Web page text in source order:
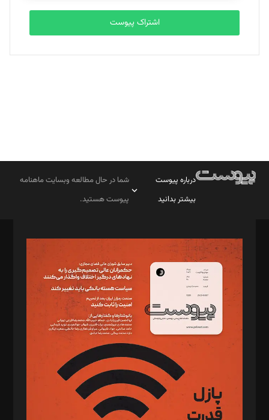
بابک نقاش
تحریریه
اشتراک پیوست
درباره پیوست
بیشتر بدانید
شما در حال مطالعه وبسایت ماهنامه
پیوست هستید.
مدیر مسئول: محمدباقر اثنی‌عشری
سردبیر: مهرک محمودی
دبیر تحریریه: میثم قاسمی
د‌بیر ناداستان: سمانه سمیع
د‌بیر خدمت و تجارت: ابوالفضل رجبی
د‌بیر حقوق فناوری: حسام‌الدین ایپکچی
د‌بیر پیوست جهان: مینا پاکدل
د‌بیر تحریریه آنلاین: بابک نقاش
تحریریه‌: مجتبی محمود‌ی، آرش برهمند، یسنا امان‌پور، سروش کرمیان،
مصطفی مسجدی آرانی، ابوالفضل رجبی، زهرا فکرانه، فائزه فتحی
رستمی،مصطفی باستان